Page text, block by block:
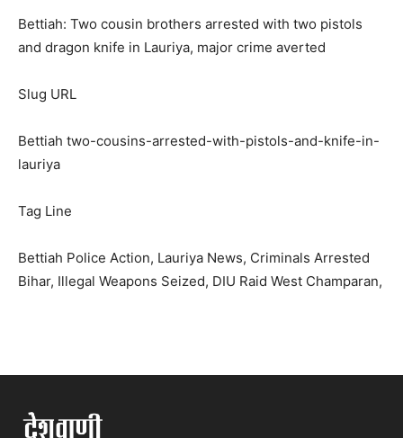
Bettiah: Two cousin brothers arrested with two pistols
and dragon knife in Lauriya, major crime averted
Slug URL
Bettiah two-cousins-arrested-with-pistols-and-knife-in-
lauriya
Tag Line
Bettiah Police Action, Lauriya News, Criminals Arrested
Bihar, Illegal Weapons Seized, DIU Raid West Champaran,